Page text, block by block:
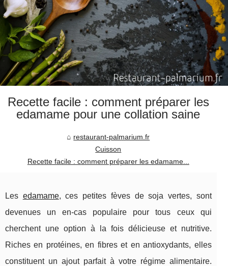
Recette facile : comment préparer les
edamame pour une collation saine
restaurant-palmarium.fr
Cuisson
Recette facile : comment préparer les edamame...
Les edamame, ces petites fèves de soja vertes, sont
devenues un en-cas populaire pour tous ceux qui
cherchent une option à la fois délicieuse et nutritive.
Riches en protéines, en fibres et en antioxydants, elles
constituent un ajout parfait à votre régime alimentaire.